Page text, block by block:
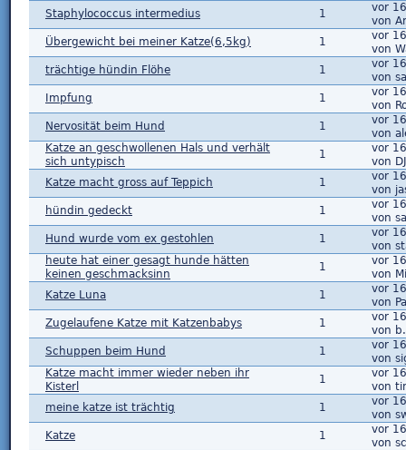
Staphylococcus intermedius
1
vor
von
Übergewicht bei meiner Katze(6,5kg)
1
vor
von
trächtige hündin Flöhe
1
vor
von
Impfung
1
vor
von
Nervosität beim Hund
1
vor
von
Katze an geschwollenen Hals und verhält
sich untypisch
1
vor
von
Katze macht gross auf Teppich
1
vor
von
hündin gedeckt
1
vor
von
Hund wurde vom ex gestohlen
1
vor
von
heute hat einer gesagt hunde hätten
keinen geschmacksinn
1
vor
von
Katze Luna
1
vor
von
Zugelaufene Katze mit Katzenbabys
1
vor
von
Schuppen beim Hund
1
vor
von
Katze macht immer wieder neben ihr
Kisterl
1
vor
von
meine katze ist trächtig
1
vor
von
Katze
1
vor
von